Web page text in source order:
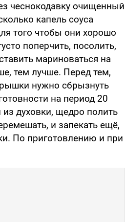
чеснокодавку очищенный
капель соуса
того чтобы они хорошо
поперчить, посолить,
мариноваться на
тем лучше. Перед тем,
нужно сбрызнуть
на период 20
духовки, щедро полить
и запекать ещё,
По приготовлению и при